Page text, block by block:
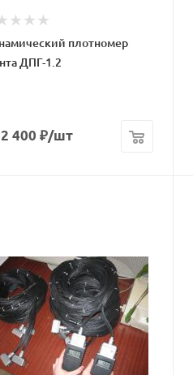
плотномер
ДПГ-1.2
400 ₽/шт